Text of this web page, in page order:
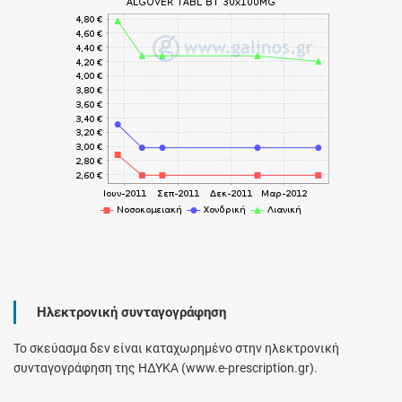
Ηλεκτρονική συνταγογράφηση
Το σκεύασμα δεν είναι καταχωρημένο στην ηλεκτρονική
συνταγογράφηση της ΗΔΥΚΑ (www.e-prescription.gr).